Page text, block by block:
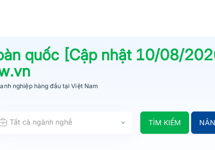
quốc [Cập nhật 10/08/
nghiệp hàng đầutại Việt Nam
Tất cả ngành nghề TÌM KIẾM